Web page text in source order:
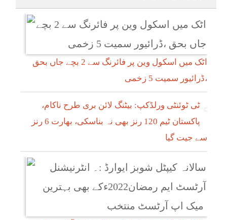
اٹک میں اسکول وین پر فائرنگ سے 2 بچے جاں بحق
،ڈرائیور سمیت 5 زخمی
ٹی ٹوئنٹی ورلڈکپ: بیٹنگ لائن بری طرح ناکام،
پاکستان ٹیم 120 رنز بھی نہ بناسکی، بھارت 6 رنز
سے جیت گیا